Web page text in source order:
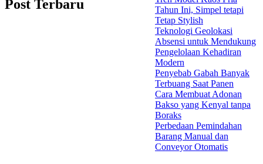
Post Terbaru
Tahun Ini, Simpel tetapi
Tetap Stylish
Teknologi Geolokasi
Absensi untuk Mendukung
Pengelolaan Kehadiran
Modern
Penyebab Gabah Banyak
Terbuang Saat Panen
Cara Membuat Adonan
Bakso yang Kenyal tanpa
Boraks
Perbedaan Pemindahan
Barang Manual dan
Conveyor Otomatis